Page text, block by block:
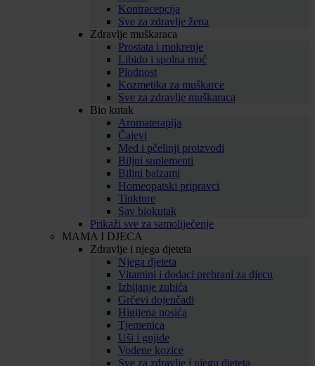
Kontracepcija
Sve za zdravlje žena
Zdravlje muškaraca
Prostata i mokrenje
Libido i spolna moć
Plodnost
Kozmetika za muškarce
Sve za zdravlje muškaraca
Bio kutak
Aromaterapija
Čajevi
Med i pčelinji proizvodi
Biljni suplementi
Biljni balzami
Homeopatski pripravci
Tinkture
Sav biokutak
Prikaži sve za samoliječenje
MAMA I DJECA
Zdravlje i njega djeteta
Njega djeteta
Vitamini i dodaci prehrani za djecu
Izbijanje zubića
Grčevi dojenčadi
Higijena nosića
Tjemenica
Uši i gnjide
Vodene kozice
Sve za zdravlje i njegu djeteta